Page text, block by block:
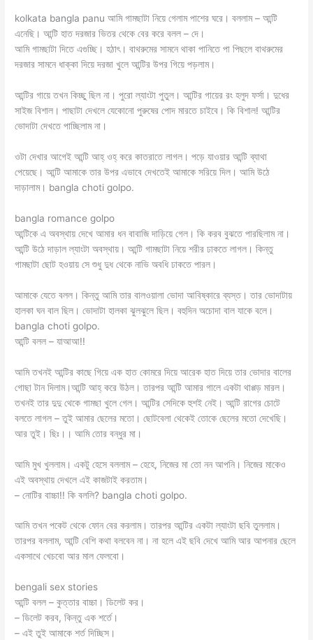
kolkata bangla panu‌ আমি গামছাটা নিয়ে গেলাম পাশের ঘরে। বললাম – আন্টি
এনেছি। আন্টি হাত দরজার ভিতর থেকে বের করে বলল – দে।
‌আমি গামছাটা দিতে এগুচ্ছি। হঠাৎ। বাথরুমের সামনে থাকা পানিতে পা পিছলে বাথরুমের
দরজার সামনে ধাক্কা দিয়ে দরজা খুলে আন্টির উপর গিয়ে পড়লাম।
‌আন্টির গায়ে তখন কিচ্ছু ছিল না। পুরো ল্যাংটা পুতুল। আন্টির গায়ের রং হলুদ ফর্সা। দুধের
সাইজ বিশাল। পাছাটা দেখলে যেকোনো পুরুষের পোদ মারতে চাইবে। কি বিশাল! আন্টির
ভোদাটা দেখতে পাচ্ছিলাম না।
ওটা দেখার আগেই আন্টি আহ্ ওহ্ করে কাতরাতে লাগল। পড়ে যাওয়ার আন্টি ব্যাথা
পেয়েছে। আন্টি আমাকে তার উপর এভাবে দেখতেই আমাকে সরিয়ে দিল। আমি উঠে
দাড়ালাম। bangla choti golpo.
bangla romance golpo
আন্টিকে এ অবস্থায় দেখে আমার ধন বাবাজি দাড়িয়ে গেল। কি করব বুঝতে পারছিলাম না।
আন্টি উঠে দাড়াল ল্যাংটা অবস্থায়। আন্টি গামছাটা নিয়ে শরীর ঢাকতে লাগল। কিন্তু
গামছাটা ছোট হওয়ায় সে শুধু দুধ থেকে নাভি অবধি ঢাকতে পারল।
আমাকে যেতে বলল। কিন্তু আমি তার বালওয়ালা ভোদা আবিষ্কারে ব্যস্ত। তার ভোদাটায়
হালকা ঘন বাল ছিল। ভোদাটা হালকা ঝুলঝুলে ছিল। বহুদিন অচোদা বাল যাকে বলে।
bangla choti golpo.
‌আন্টি বলল – যাআআ!!
আমি তখনই আন্টির কাছে গিয়ে এক হাত কোমরে দিয়ে আরেক হাত দিয়ে তার ভোদার বালের
গোছা টান দিলাম।আন্টি আহ্ করে উঠল। তারপর আন্টি আমার গালে একটা থাপ্পড় মারল।
তখনই তার দুদু থেকে গামছা খুলে গেল। আন্টির সেদিকে হুশই নেই। আন্টি রাগের চোটে
বলতে লাগল – তুই আমার ছেলের মতো। ছোটবেলা থেকেই তোকে ছেলের মতো দেখেছি।
আর তুই। ছিঃ।। আমি তোর বন্ধুর মা।
‌আমি মুখ খুললাম। একটু হেসে বললাম – হেহে, নিজের মা তো নন আপনি। নিজের মাকেও
এই অবস্থায় দেখলে এই কাজটাই করতাম।
– নোটির বাচ্চা!! কি বললি? bangla choti golpo.
আমি তখন পকেট থেকে ফোন বের করলাম। তারপর আন্টির একটা ল্যাংটা ছবি তুললাম।
তারপর বললাম, আন্টি বেশি কথা বলবেন না। না হলে এই ছবি দেখে আমি আর আপনার ছেলে
একসাথে খেচবো আর মাল ফেলবো।
bengali sex stories
আন্টি বলল – কুত্তার বাচ্চা। ডিলেট কর।
– ডিলেট করব, কিন্তু এক শর্তে।
– এই তুই আমাকে শর্ত দিচ্ছিস।